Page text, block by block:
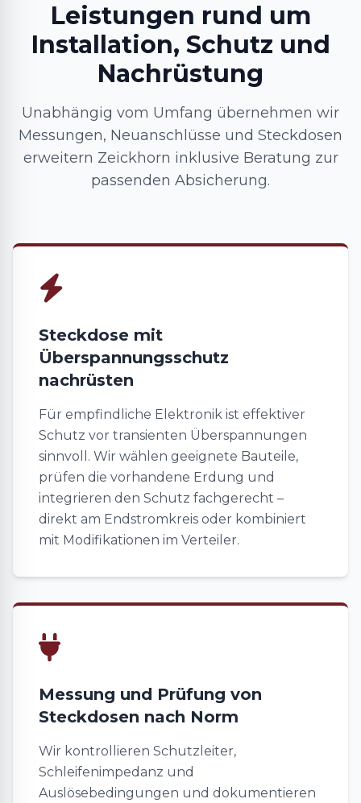
Leistungen rund um
Installation, Schutz und
Nachrüstung
Unabhängig vom Umfang übernehmen wir
Messungen, Neuanschlüsse und Steckdosen
erweitern Zeickhorn inklusive Beratung zur
passenden Absicherung.
Steckdose mit
Überspannungsschutz
nachrüsten
Für empfindliche Elektronik ist effektiver
Schutz vor transienten Überspannungen
sinnvoll. Wir wählen geeignete Bauteile,
prüfen die vorhandene Erdung und
integrieren den Schutz fachgerecht –
direkt am Endstromkreis oder kombiniert
mit Modifikationen im Verteiler.
Messung und Prüfung von
Steckdosen nach Norm
Wir kontrollieren Schutzleiter,
Schleifenimpedanz und
Auslösebedingungen und dokumentieren